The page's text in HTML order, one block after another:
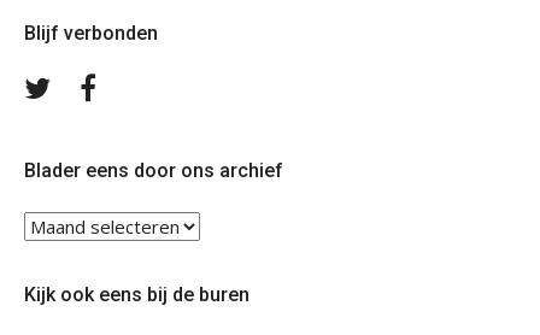
Blijf verbonden
Volg
Blader eens door ons archief
Blader
eens
ons
Kijk ook eens bij de buren